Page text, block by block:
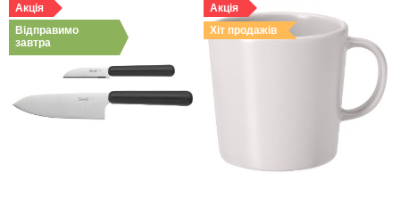
Акція
Відправимо
завтра
Акція
Хіт продажів